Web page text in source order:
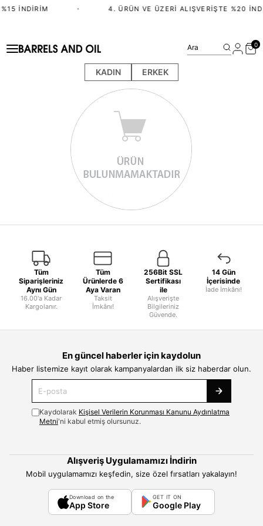
İNDIRIM • 4. ÜRÜN VE ÜZERI ALIŞVERIŞTE %20
KADIN ERKEK
Ara 0
Tüm
Siparişleriniz
Aynı Gün
16.00'a Kadar
Kargolanır.
Tüm
Ürünlerde 6
Aya Varan
Taksit
İmkânı!
256Bit SSL
Sertifikası
ile
Alışverişte
Bilgileriniz
Güvende.
14 Gün
İçerisinde
İade İmkânı!
En güncel haberler için kaydolun
Haber listemize kayıt olarak kampanyalardan ilk siz haberdar olun.
Kaydolarak Kişisel Verilerin Korunması Kanunu Aydınlatma
Metni'ni kabul etmiş olursunuz.
Alışveriş Uygulamamızı İndirin
Mobil uygulamamızı keşfedin, size özel fırsatları yakalayın!
Download on the
App Store
GET IT ON
Google Play